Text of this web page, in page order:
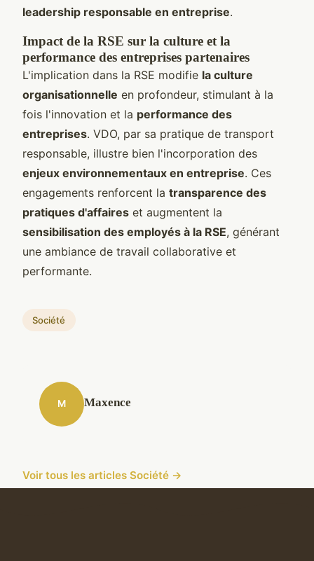
leadership responsable en entreprise.
Impact de la RSE sur la culture et la
performance des entreprises partenaires
L'implication dans la RSE modifie la culture
organisationnelle en profondeur, stimulant à la
fois l'innovation et la performance des
entreprises. VDO, par sa pratique de transport
responsable, illustre bien l'incorporation des
enjeux environnementaux en entreprise. Ces
engagements renforcent la transparence des
pratiques d'affaires et augmentent la
sensibilisation des employés à la RSE, générant
une ambiance de travail collaborative et
performante.
Société
M Maxence
Voir tous les articles Société →